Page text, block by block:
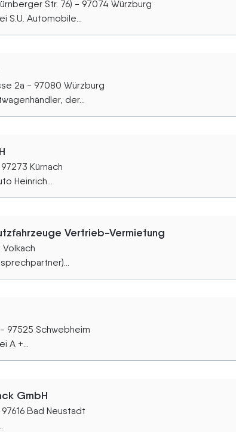
Str. 76) - 97074 Würzburg
S.U. Automobile...
2a - 97080 Würzburg
der...
Kürnach
Heinrich...
Vertrieb-Vermietung
97525 Schwebheim
A +...
GmbH
Bad Neustadt